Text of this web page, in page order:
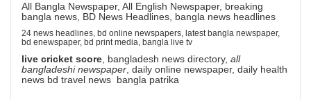
All Bangla Newspaper, All English Newspaper, breaking
bangla news, BD News Headlines, bangla news headlines
24 news headlines, bd online newspapers, latest bangla newspaper,
bd enewspaper, bd print media, bangla live tv
live cricket score, bangladesh news directory, all
bangladeshi newspaper, daily online newspaper, daily health
news bd travel news bangla patrika